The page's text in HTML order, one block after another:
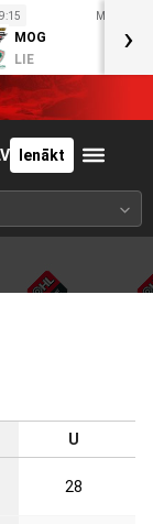
Mogo
MOG
LIE
›
Ienākt
U
28